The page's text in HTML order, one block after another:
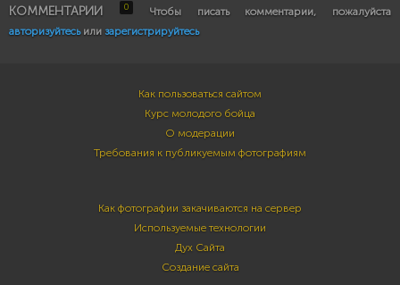
КОММЕНТАРИИ 0
Чтобы писать комментарии, пожалуйста
авторизуйтесьили зарегистрируйтесь
Как пользоваться сайтом
Курс молодого бойца
О модерации
Требования к публикуемым фотографиям
Как фотографии закачиваются на сервер
Используемые технологии
Дух Сайта
Создание сайта